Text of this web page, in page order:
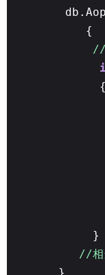
{
//
{
}
//相